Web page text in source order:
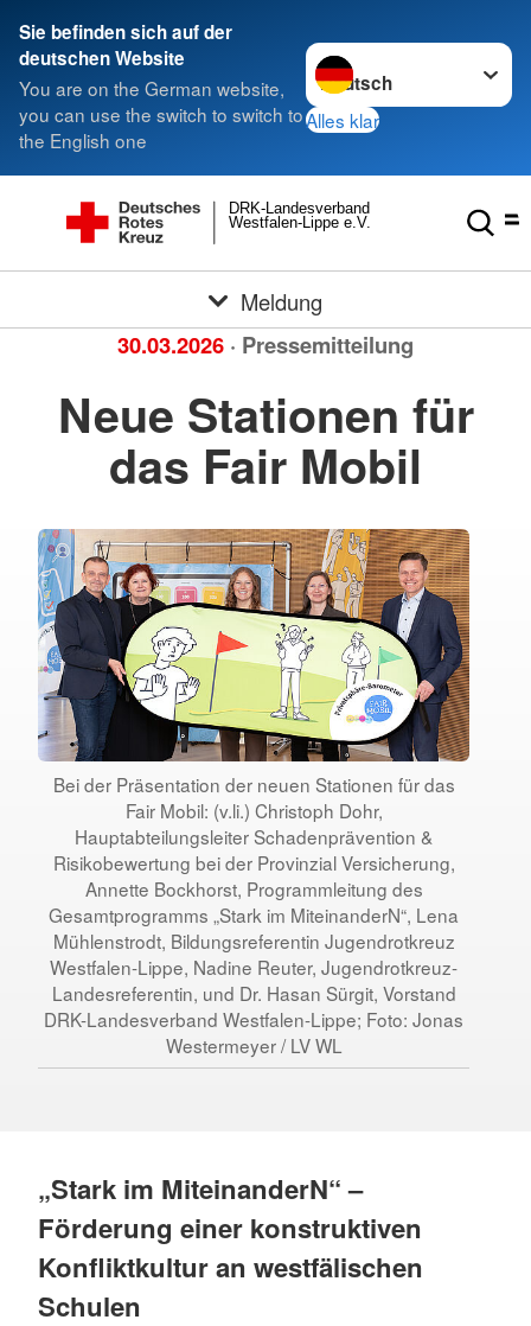
Sie befinden sich auf der
deutschen Website
You are on the German website,
you can use the switch to switch to
the English one
Sprache wechseln zu
Alles klar
Westfalen-Lippe e.V.
DRK-Landesverband
Meldung
30.03.2026 · Pressemitteilung
Neue Stationen für
das Fair Mobil
Bei der Präsentation der neuen Stationen für das
Fair Mobil: (v.li.) Christoph Dohr,
Hauptabteilungsleiter Schadenprävention &
Risikobewertung bei der Provinzial Versicherung,
Annette Bockhorst, Programmleitung des
Gesamtprogramms „Stark im MiteinanderN“, Lena
Mühlenstrodt, Bildungsreferentin Jugendrotkreuz
Westfalen-Lippe, Nadine Reuter, Jugendrotkreuz-
Landesreferentin, und Dr. Hasan Sürgit, Vorstand
DRK-Landesverband Westfalen-Lippe; Foto: Jonas
Westermeyer / LV WL
„Stark im MiteinanderN“ –
Förderung einer konstruktiven
Konfliktkultur an westfälischen
Schulen